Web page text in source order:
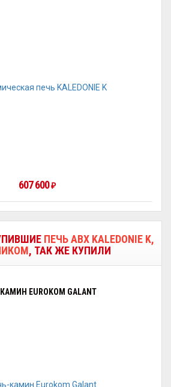
607 600₽
ПЕЧЬ ABX KALEDONIE K,
, ТАК ЖЕ КУПИЛИ
EUROKOM GALANT